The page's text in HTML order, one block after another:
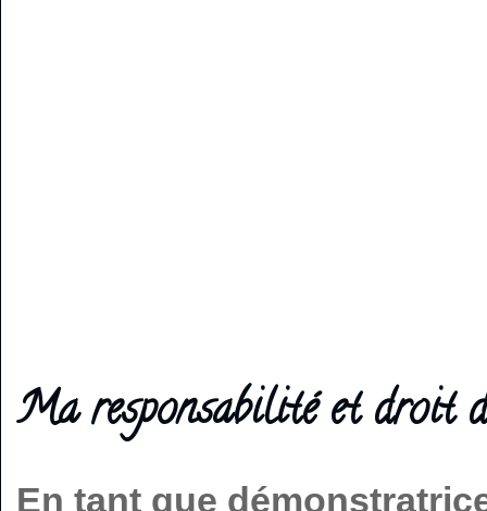
Ma responsabilité et droit
En tant que